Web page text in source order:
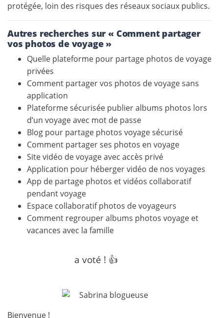
protégée, loin des risques des réseaux sociaux publics.
Autres recherches sur « Comment partager
vos photos de voyage »
Quelle plateforme pour partage photos de voyage
privées
Comment partager vos photos de voyage sans
application
Plateforme sécurisée publier albums photos lors
d’un voyage avec mot de passe
Blog pour partage photos voyage sécurisé
Comment partager ses photos en voyage
Site vidéo de voyage avec accès privé
Application pour héberger vidéo de nos voyages
App de partage photos et vidéos collaboratif
pendant voyage
Espace collaboratif photos de voyageurs
Comment regrouper albums photos voyage et
vacances avec la famille
a voté ! 👍
Bienvenue !